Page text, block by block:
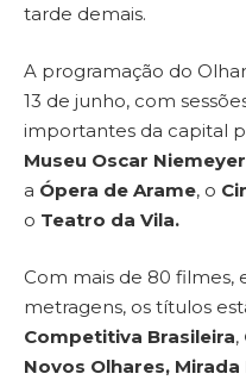
tarde demais.
A programação do
13 de junho, com
importantes da capital
Museu Oscar Niemeyer
a Ópera de Arame, o
o Teatro da Vila.
Com mais de 80 filmes,
metragens, os títulos
Competitiva Brasileira,
Novos Olhares,